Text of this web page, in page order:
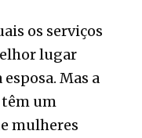
os serviços
lugar
Mas a
têm um
mulheres